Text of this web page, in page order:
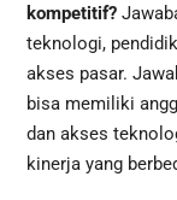
kompetitif?
teknologi,
akses pasar.
bisa memiliki
dan akses
kinerja yang